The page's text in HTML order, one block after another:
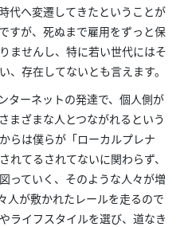
代へ変遷してきたということが
すが、死ぬまで雇用をずっと保
ませんし、特に若い世代にはそ
、存在してないとも言えます。
ターネットの発達で、個人側が
まざまな人とつながれるという
らは僕らが「ローカルプレナ
れてるされてないに関わらず、
っていく、そのような人々が増
人が敷かれたレールを走るので
ライフスタイルを選び、道なき